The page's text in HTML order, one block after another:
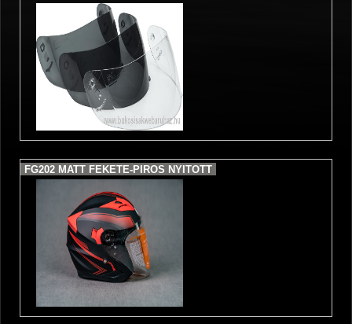
FG202 MATT FEKETE-PIROS NYITOTT